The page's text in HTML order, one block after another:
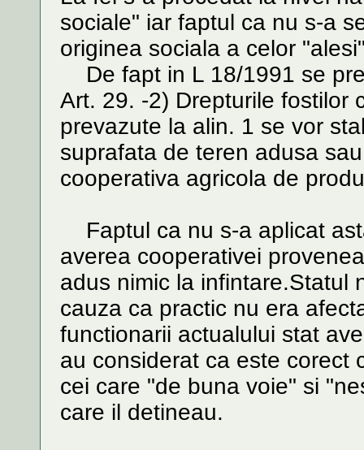
sociale" iar faptul ca nu s-a
originea sociala a celor
De fapt in L 18/1991 se
Art. 29. -2) Drepturile fostilor
prevazute la alin. 1 se vor
suprafata de teren adusa
cooperativa agricola de
Faptul ca nu s-a aplicat
averea cooperativei
adus nimic la infintare.Statul
cauza ca practic nu era
functionarii actualului stat
au considerat ca este corect
cei care "de buna voie" si
care il detineau.